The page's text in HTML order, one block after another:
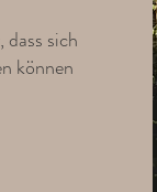
sich
können